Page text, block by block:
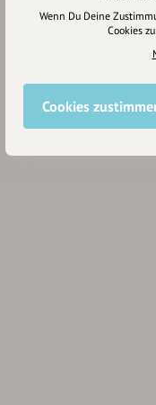
Wenn Du Deine
Cookies
Cookies